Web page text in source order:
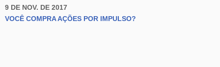
9 DE NOV. DE 2017
VOCÊ COMPRA AÇÕES POR IMPULSO?